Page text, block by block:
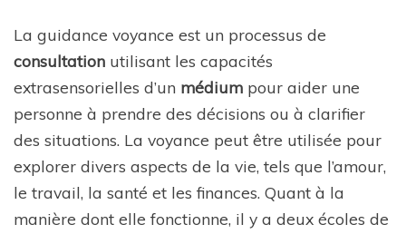
La guidance voyance est un processus de
consultation utilisant les capacités
extrasensorielles d’un médium pour aider une
personne à prendre des décisions ou à clarifier
des situations. La voyance peut être utilisée pour
explorer divers aspects de la vie, tels que l’amour,
le travail, la santé et les finances. Quant à la
manière dont elle fonctionne, il y a deux écoles de